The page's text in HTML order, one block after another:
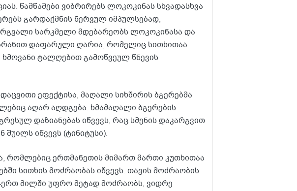
წამწამები ვიბრირებს ლოკოკინას სხვადასხვა
გარდაქმნის ნერვულ იმპულსებად,
სარკმელი მდებარეობს ლოკოკინასა და
დაფარული ღარია, რომელიც სითხითაა
ტალღებით გამოწვეულ წნევის
ეფექტისა, მაღალი სიხშირის ბგერებმა
აღარ აღდგება. ხმამაღალი ბგერების
დაზიანებას იწვევს, რაც სმენის დაკარგვით
იწვევს (ტინიტუსი).
რომლებიც ერთმანეთის მიმართ მართი კუთხითაა
სითხის მოძრაობას იწვევს. თავის მოძრაობის
მილში უფრო მეტად მოძრაობს, ვიდრე